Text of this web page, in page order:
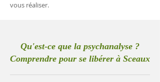
vous réaliser.
Qu'est-ce que la psychanalyse ?
Comprendre pour se libérer à Sceaux